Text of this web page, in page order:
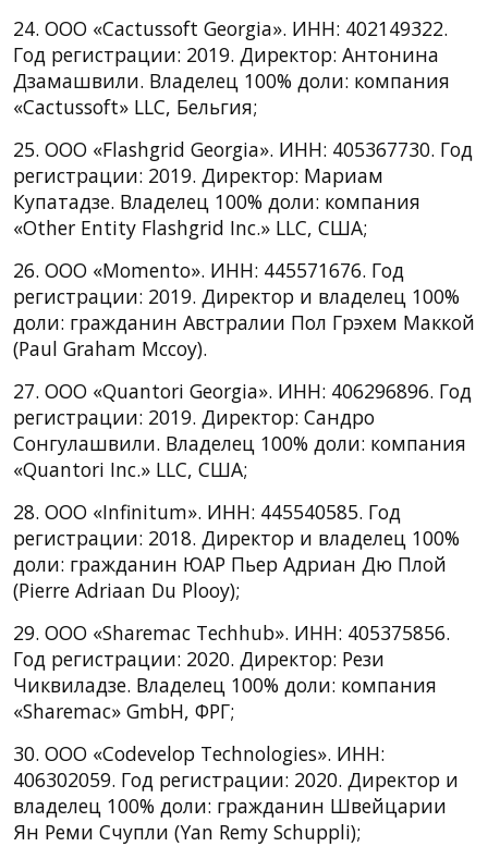
24. ООО «Cactussoft Georgia». ИНН: 402149322.
Год регистрации: 2019. Директор: Антонина
Дзамашвили. Владелец 100% доли: компания
«Cactussoft» LLC, Бельгия;
25. ООО «Flashgrid Georgia». ИНН: 405367730. Год
регистрации: 2019. Директор: Мариам
Купатадзе. Владелец 100% доли: компания
«Other Entity Flashgrid Inc.» LLC, США;
26. ООО «Momento». ИНН: 445571676. Год
регистрации: 2019. Директор и владелец 100%
доли: гражданин Австралии Пол Грэхем Маккой
(Paul Graham Mccoy).
27. ООО «Quantori Georgia». ИНН: 406296896. Год
регистрации: 2019. Директор: Сандро
Сонгулашвили. Владелец 100% доли: компания
«Quantori Inc.» LLC, США;
28. ООО «Infinitum». ИНН: 445540585. Год
регистрации: 2018. Директор и владелец 100%
доли: гражданин ЮАР Пьер Адриан Дю Плой
(Pierre Adriaan Du Plooy);
29. ООО «Sharemac Techhub». ИНН: 405375856.
Год регистрации: 2020. Директор: Рези
Чиквиладзе. Владелец 100% доли: компания
«Sharemac» GmbH, ФРГ;
30. ООО «Codevelop Technologies». ИНН:
406302059. Год регистрации: 2020. Директор и
владелец 100% доли: гражданин Швейцарии
Ян Реми Счупли (Yan Remy Schuppli);